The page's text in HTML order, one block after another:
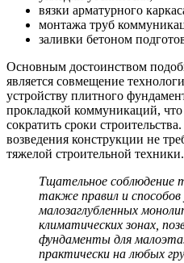
вязки арматурного
монтажа труб
заливки бетоном
Основным достоинством
является совмещение
устройству плитного
прокладкой коммуникаций, что
сократить сроки
возведения конструкции не
тяжелой строительной техники.
Тщательное соблюдение
также правил и способов
малозаглубленных
климатических зонах,
фундаменты для
практически на любых